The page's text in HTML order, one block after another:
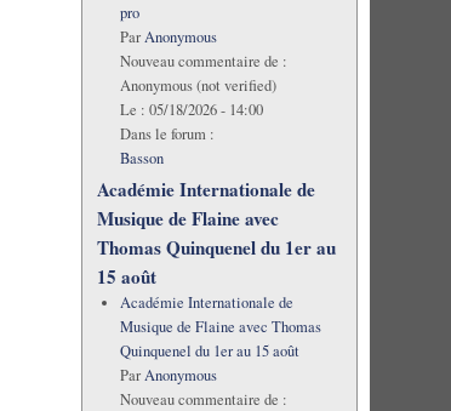
pro
ParAnonymous
Nouveau commentaire de :
Anonymous (not verified)
Le : 05/18/2026 - 14:00
Dans le forum :
Basson
Académie Internationale de
Musique de Flaine avec
Thomas Quinquenel du 1er au
15 août
Académie Internationale de
Musique de Flaine avec Thomas
Quinquenel du 1er au 15 août
ParAnonymous
Nouveau commentaire de :